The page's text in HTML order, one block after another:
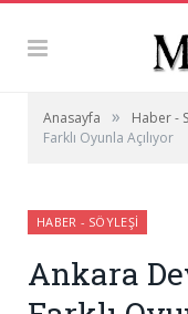
Anasayfa » Haber -
Farklı Oyunla Açılıyor
HABER - SÖYLEŞI
Ankara